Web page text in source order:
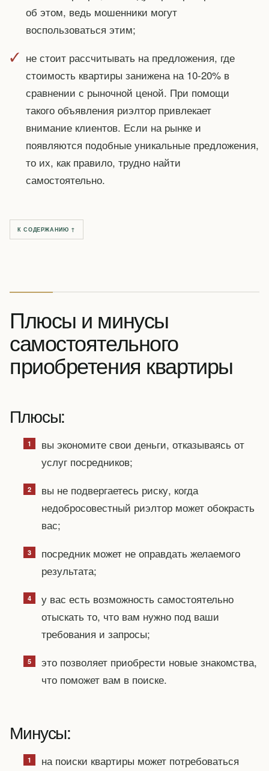
об этом, ведь мошенники могут
воспользоваться этим;
не стоит рассчитывать на предложения, где
стоимость квартиры занижена на 10-20% в
сравнении с рыночной ценой. При помощи
такого объявления риэлтор привлекает
внимание клиентов. Если на рынке и
появляются подобные уникальные предложения,
то их, как правило, трудно найти
самостоятельно.
К СОДЕРЖАНИЮ ↑
Плюсы и минусы
самостоятельного
приобретения квартиры
Плюсы:
вы экономите свои деньги, отказываясь от
услуг посредников;
вы не подвергаетесь риску, когда
недобросовестный риэлтор может обокрасть
вас;
посредник может не оправдать желаемого
результата;
у вас есть возможность самостоятельно
отыскать то, что вам нужно под ваши
требования и запросы;
это позволяет приобрести новые знакомства,
что поможет вам в поиске.
Минусы:
на поиски квартиры может потребоваться